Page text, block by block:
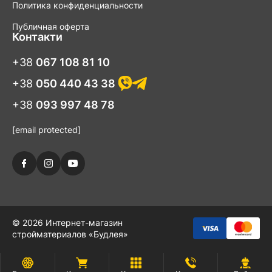
Политика конфиденциальности
Публичная оферта
Контакти
+38 067 108 81 10
+38 050 440 43 38
+38 093 997 48 78
[email protected]
© 2026 Интернет-магазин
стройматериалов «Будлея»